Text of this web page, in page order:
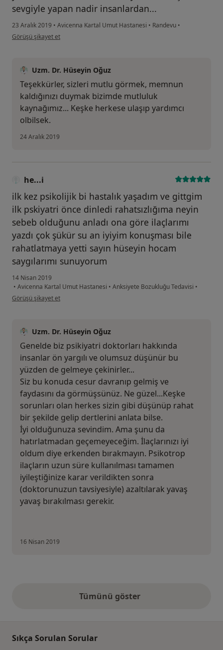
sevgiyle yapan nadir insanlardan...
23 Aralık 2019 • Avicenna Kartal Umut Hastanesi • Randevu •
kullanıcının görüşüne göre he...i
Görüşü şikayet et
Uzm. Dr. Hüseyin Oğuz
Teşekkürler, sizleri mutlu görmek, memnun
kaldığınızı duymak bizimde mutluluk
kaynağımız... Keşke herkese ulaşıp yardımcı
olbilsek.
24 Aralık 2019
he...i
ilk kez psikolijik bi hastalık yaşadım ve gittgim
ilk pskiyatri önce dinledi rahatsızlığıma neyin
sebeb olduğunu anladı ona göre ilaçlarımı
yazdı çok şükür su an iyiyim konuşması bile
rahatlatmaya yetti sayın hüseyin hocam
saygılarımı sunuyorum
14 Nisan 2019
• Avicenna Kartal Umut Hastanesi • Anksiyete Bozukluğu Tedavisi •
kullanıcının görüşüne göre he...i
Görüşü şikayet et
Uzm. Dr. Hüseyin Oğuz
Genelde biz psikiyatri doktorları hakkında
insanlar ön yargılı ve olumsuz düşünür bu
yüzden de gelmeye çekinirler...
Siz bu konuda cesur davranıp gelmiş ve
faydasını da görmüşsünüz. Ne güzel...Keşke
sorunları olan herkes sizin gibi düşünüp rahat
bir şekilde gelip dertlerini anlata bilse.
İyi olduğunuza sevindim. Ama şunu da
hatırlatmadan geçemeyeceğim. İlaçlarınızı iyi
oldum diye erkenden bırakmayın. Psikotrop
ilaçların uzun süre kullanılması tamamen
iyileştiğinize karar verildikten sonra
(doktorunuzun tavsiyesiyle) azaltılarak yavaş
yavaş bırakılması gerekir.
16 Nisan 2019
Tümünü gösteryukarıdaki görüşler
Sıkça Sorulan Sorular